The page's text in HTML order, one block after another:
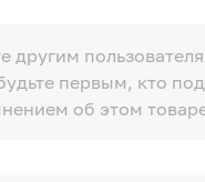
другим
первым, кто
об этом